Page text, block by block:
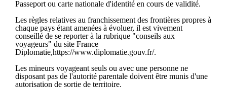
Passeport ou carte nationale d'identité en cours de validité.
Les règles relatives au franchissement des frontières propres à
chaque pays étant amenées à évoluer, il est vivement
conseillé de se reporter à la rubrique "conseils aux
voyageurs" du site France
Diplomatie,https://www.diplomatie.gouv.fr/.
Les mineurs voyageant seuls ou avec une personne ne
disposant pas de l'autorité parentale doivent être munis d'une
autorisation de sortie de territoire.